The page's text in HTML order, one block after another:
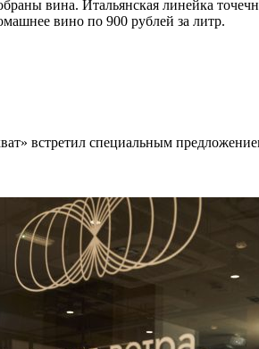
вина. Итальянская линейка
вино по 900 рублей за литр.
встретил специальным